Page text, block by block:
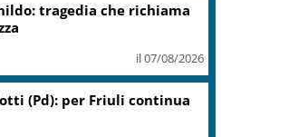
tragedia che richiama
il 07/08/2026
(Pd): per Friuli continua